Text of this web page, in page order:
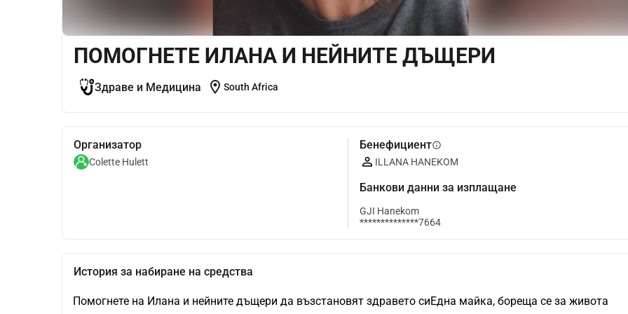
ПОМОГНЕТЕ ИЛАНА И НЕЙНИТЕ ДЪЩЕРИ
Здраве и Медицина location_on South Africa
Организатор
Colette Hulett
Бенефициентinfo
ILLANA HANEKOM
Банкови данни за изплащане
GJI Hanekom
**************7664
История за набиране на средства
Помогнете на Илана и нейните дъщери да възстановят здравето сиЕдна майка, бореща се за живота